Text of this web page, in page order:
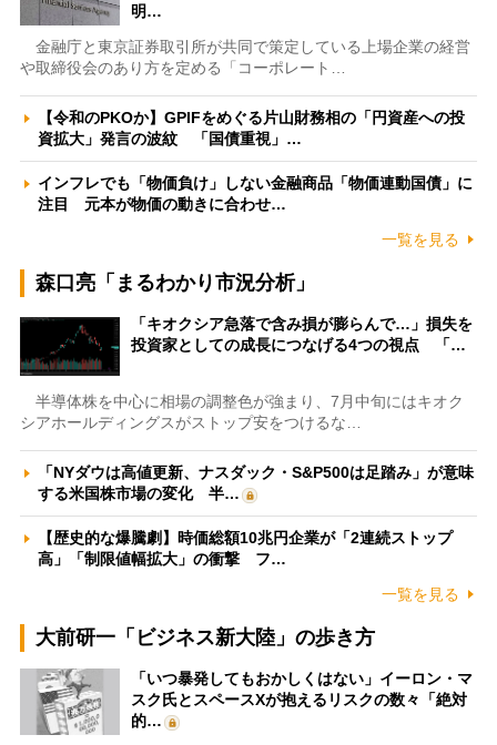
明…
金融庁と東京証券取引所が共同で策定している上場企業の経営
や取締役会のあり方を定める「コーポレート…
【令和のPKOか】GPIFをめぐる片山財務相の「円資産への投
資拡大」発言の波紋 「国債重視」…
インフレでも「物価負け」しない金融商品「物価連動国債」に
注目 元本が物価の動きに合わせ…
一覧を見る
森口亮「まるわかり市況分析」
「キオクシア急落で含み損が膨らんで…」損失を
投資家としての成長につなげる4つの視点 「…
半導体株を中心に相場の調整色が強まり、7月中旬にはキオク
シアホールディングスがストップ安をつけるな…
「NYダウは高値更新、ナスダック・S&P500は足踏み」が意味
する米国株市場の変化 半…
【歴史的な爆騰劇】時価総額10兆円企業が「2連続ストップ
高」「制限値幅拡大」の衝撃 フ…
一覧を見る
大前研一「ビジネス新大陸」の歩き方
「いつ暴発してもおかしくはない」イーロン・マ
スク氏とスペースXが抱えるリスクの数々「絶対
的…